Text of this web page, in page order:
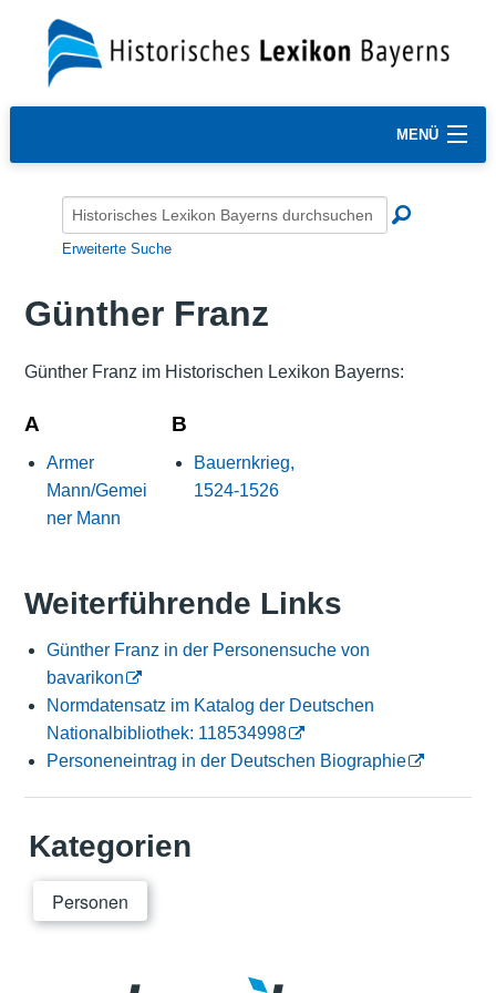
MENÜ
Erweiterte Suche
Günther Franz
Günther Franz im Historischen Lexikon Bayerns:
A
Armer
Mann/Gemei
ner Mann
B
Bauernkrieg,
1524-1526
Weiterführende Links
Günther Franz in der Personensuche von
bavarikon
Normdatensatz im Katalog der Deutschen
Nationalbibliothek: 118534998
Personeneintrag in der Deutschen Biographie
Kategorien
Personen